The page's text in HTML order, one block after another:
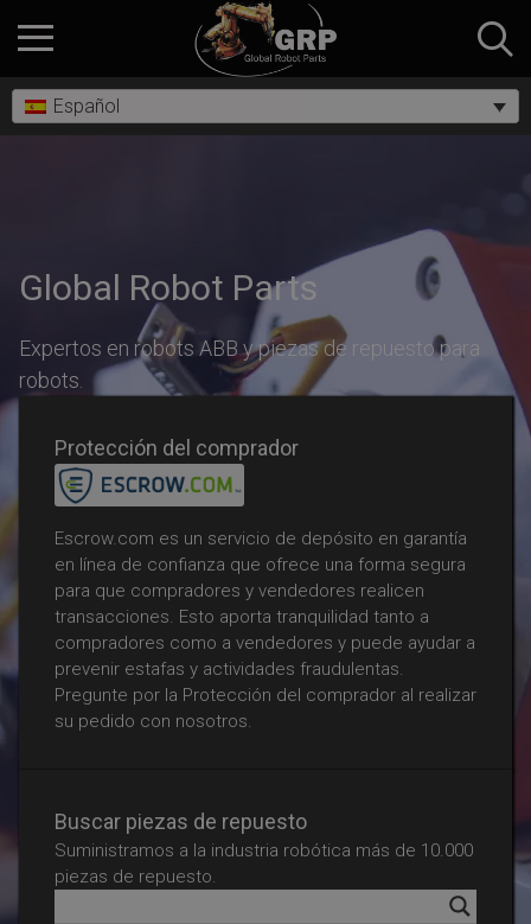
Español
Protección del comprador
Escrow.com es un servicio de depósito en garantía
en línea de confianza que ofrece una forma segura
para que compradores y vendedores realicen
transacciones. Esto aporta tranquilidad tanto a
compradores como a vendedores y puede ayudar a
prevenir estafas y actividades fraudulentas.
Pregunte por la Protección del comprador al realizar
su pedido con nosotros.
Global Robot Parts
Expertos en robots ABB y piezas de repuesto para
robots.
Buscar piezas de repuesto
Suministramos a la industria robótica más de 10.000
piezas de repuesto.